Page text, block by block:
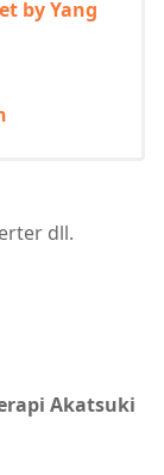
by Yang
dll.
Akatsuki